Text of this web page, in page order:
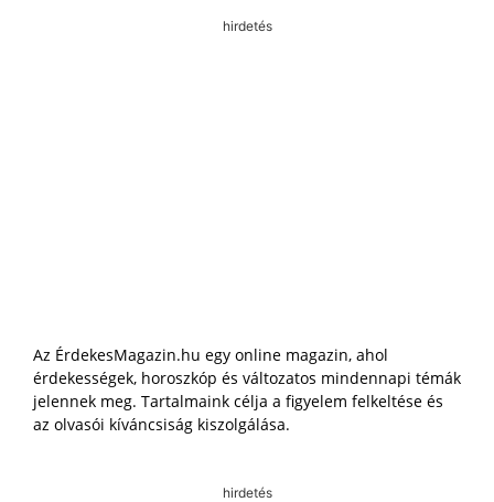
hirdetés
Az ÉrdekesMagazin.hu egy online magazin, ahol
érdekességek, horoszkóp és változatos mindennapi témák
jelennek meg. Tartalmaink célja a figyelem felkeltése és
az olvasói kíváncsiság kiszolgálása.
hirdetés